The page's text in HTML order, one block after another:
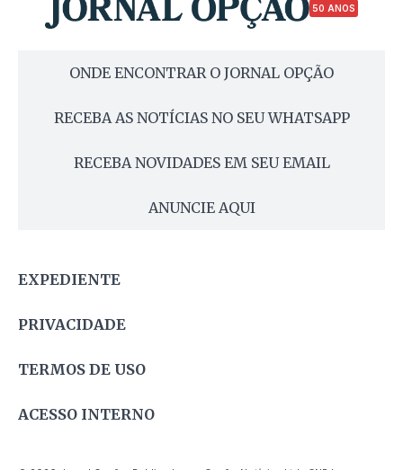
50 ANOS
ONDE ENCONTRAR O JORNAL OPÇÃO
RECEBA AS NOTÍCIAS NO SEU WHATSAPP
RECEBA NOVIDADES EM SEU EMAIL
ANUNCIE AQUI
EXPEDIENTE
PRIVACIDADE
TERMOS DE USO
ACESSO INTERNO